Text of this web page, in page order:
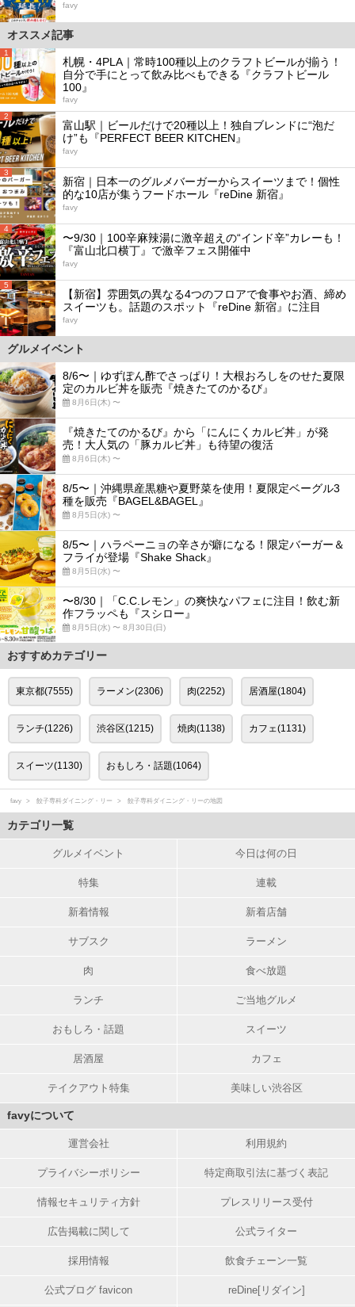
favy
オススメ記事
1
札幌・4PLA｜常時100種以上のクラフトビールが揃う！
自分で手にとって飲み比べもできる『クラフトビール
100』
favy
2
富山駅｜ビールだけで20種以上！独自ブレンドに“泡だ
け”も『PERFECT BEER KITCHEN』
favy
3
新宿｜日本一のグルメバーガーからスイーツまで！個性
的な10店が集うフードホール『reDine 新宿』
favy
4
〜9/30｜100辛麻辣湯に激辛超えの“インド辛”カレーも！
『富山北口横丁』で激辛フェス開催中
favy
5
【新宿】雰囲気の異なる4つのフロアで食事やお酒、締め
スイーツも。話題のスポット『reDine 新宿』に注目
favy
グルメイベント
8/6〜｜ゆずぽん酢でさっぱり！大根おろしをのせた夏限
定のカルビ丼を販売『焼きたてのかるび』
8月6日(木) 〜
『焼きたてのかるび』から「にんにくカルビ丼」が発
売！大人気の「豚カルビ丼」も待望の復活
8月6日(木) 〜
8/5〜｜沖縄県産黒糖や夏野菜を使用！夏限定ベーグル3
種を販売『BAGEL&BAGEL』
8月5日(水) 〜
8/5〜｜ハラペーニョの辛さが癖になる！限定バーガー＆
フライが登場『Shake Shack』
8月5日(水) 〜
〜8/30｜「C.C.レモン」の爽快なパフェに注目！飲む新
作フラッペも『スシロー』
8月5日(水) 〜 8月30日(日)
おすすめカテゴリー
東京都(7555) ラーメン(2306) 肉(2252) 居酒屋(1804)
ランチ(1226) 渋谷区(1215) 焼肉(1138) カフェ(1131)
スイーツ(1130) おもしろ・話題(1064)
favy 餃子専科ダイニング・リー 餃子専科ダイニング・リーの地図
カテゴリ一覧
グルメイベント 今日は何の日
特集 連載
新着情報 新着店舗
サブスク ラーメン
肉 食べ放題
ランチ ご当地グルメ
おもしろ・話題 スイーツ
居酒屋 カフェ
テイクアウト特集 美味しい渋谷区
favyについて
運営会社 利用規約
プライバシーポリシー 特定商取引法に基づく表記
情報セキュリティ方針 プレスリリース受付
広告掲載に関して 公式ライター
採用情報 飲食チェーン一覧
公式ブログ favicon reDine[リダイン]